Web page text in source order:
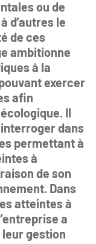
ou de
d’autres le
de ces
ambitionne
à la
exercer
afin
Il
dans
permettant à
à
de son
Dans
atteintes à
a
leur gestion